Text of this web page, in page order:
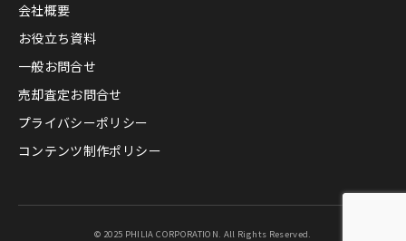
会社概要
お役立ち資料
一般お問合せ
売却査定お問合せ
プライバシーポリシー
コンテンツ制作ポリシー
© 2025 PHILIA CORPORATION. All Rights Reserved.